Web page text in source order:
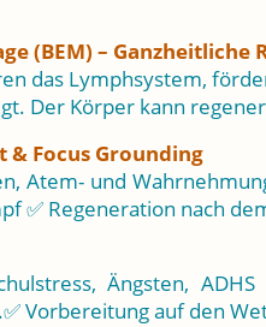
(BEM) –
das Lymphsystem,
Der Körper kann
& Focus Grounding
Atem- und
✅ Regeneration nach
Ängsten,
Vorbereitung auf den